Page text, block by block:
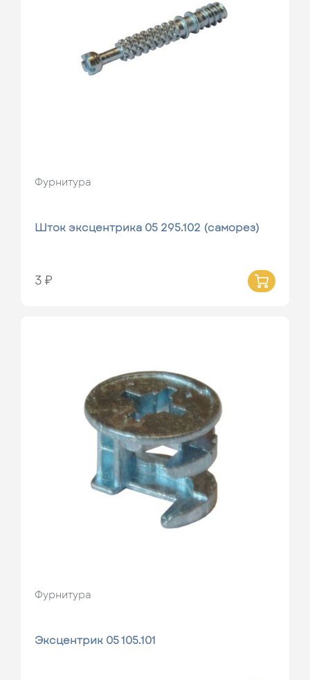
Фурнитура
Шток эксцентрика 05 295.102 (саморез)
3 ₽
Фурнитура
Эксцентрик 05 105.101